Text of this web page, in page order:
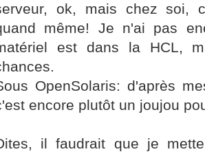
ok, mais chez soi,
même! Je n'ai pas
est dans la HCL,
OpenSolaris: d'après
encore plutôt un joujou
il faudrait que je